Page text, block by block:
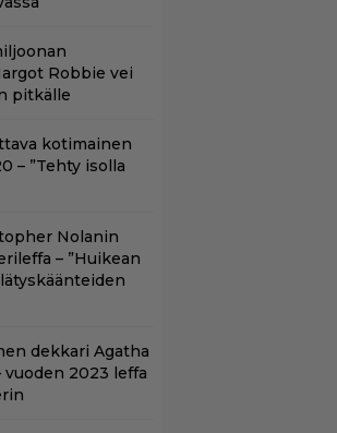
Robbie vei
pitkälle
kotimainen
– ”Tehty isolla
Nolanin
– ”Huikean
dekkari Agatha
vuoden 2023 leffa